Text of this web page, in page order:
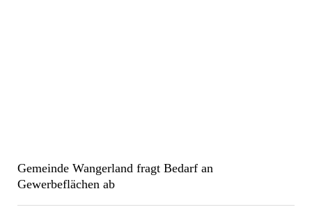
Gemeinde Wangerland fragt Bedarf an
Gewerbeflächen ab